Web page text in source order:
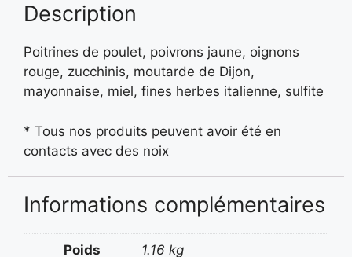
Description
Poitrines de poulet, poivrons jaune, oignons
rouge, zucchinis, moutarde de Dijon,
mayonnaise, miel, fines herbes italienne, sulfite
* Tous nos produits peuvent avoir été en
contacts avec des noix
Informations complémentaires
Poids 1.16 kg